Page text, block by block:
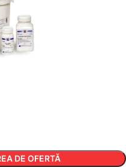
DE OFERTĂ